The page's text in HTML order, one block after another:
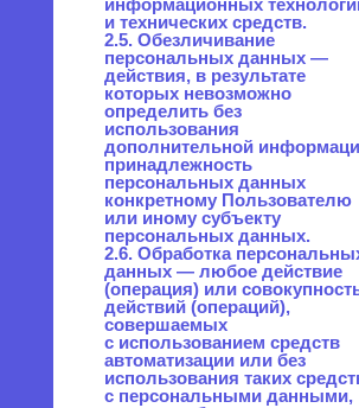
юридическое или физическое
лицо, самостоятельно или
совместно с другими лицами
организующие и (или)
осуществляющие обработку
персональных данных, а также
определяющие цели
обработки персональных
данных, состав персональных
данных, подлежащих
обработке, действия
(операции), совершаемые
с персональными данными.
2.8. Персональные данные —
любая информация,
относящаяся прямо или
косвенно к определенному
или определяемому
Пользователю веб-сайта
promo.positron.pro.
2.9. Персональные данные,
разрешенные субъектом
персональных данных для
распространения, —
персональные данные, доступ
неограниченного круга лиц
к которым предоставлен
субъектом персональных
данных путем дачи согласия
на обработку персональных
данных, разрешенных
субъектом персональных